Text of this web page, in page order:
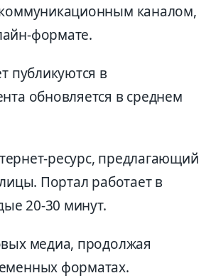
каналом,
формате.
публикуются в
обновляется в среднем
ресурс, предлагающий
Портал работает в
20-30 минут.
медиа, продолжая
форматах.